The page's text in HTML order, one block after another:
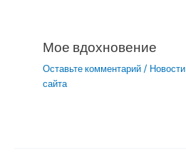
Мое вдохновение
Оставьте комментарий / Новости
сайта